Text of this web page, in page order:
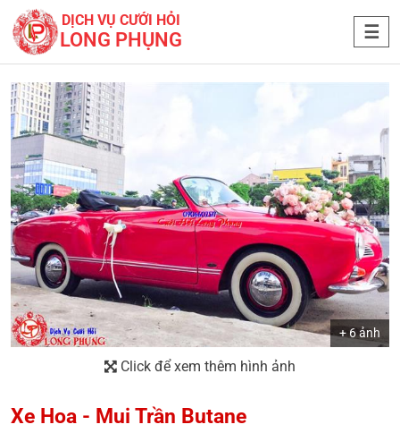
DỊCH VỤ CƯỚI HỎI
LONG PHỤNG
+ 6 ảnh
Click để xem thêm hình ảnh
Xe Hoa - Mui Trần Butane